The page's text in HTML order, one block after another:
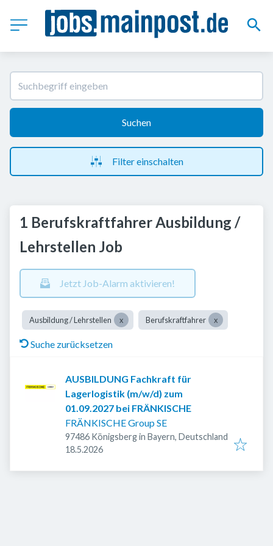
Suchen
Filter einschalten
1 Berufskraftfahrer Ausbildung /
Lehrstellen Job
Jetzt Job-Alarm aktivieren!
Ausbildung / Lehrstellen Berufskraftfahrer
Suche zurücksetzen
AUSBILDUNG Fachkraft für
Lagerlogistik (m/w/d) zum
01.09.2027 bei FRÄNKISCHE
FRÄNKISCHE Group SE
97486 Königsberg in Bayern, Deutschland
Veröffentlicht
18.5.2026